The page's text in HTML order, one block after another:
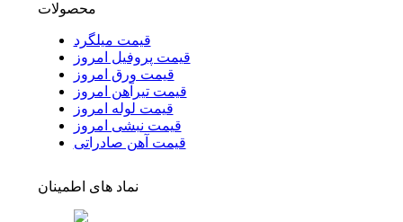
محصولات
قیمت میلگرد
قیمت پروفیل امروز
قیمت ورق امروز
قیمت تیرآهن امروز
قیمت لوله امروز
قیمت نبشی امروز
قیمت آهن صادراتی
نماد های اطمینان